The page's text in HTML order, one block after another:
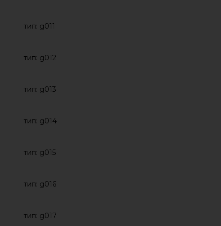
тип: g011
тип: g012
тип: g013
тип: g014
тип: g015
тип: g016
тип: g017